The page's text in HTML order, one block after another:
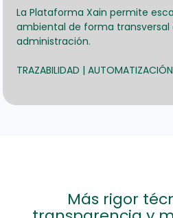
La Plataforma Xain permite
ambiental de forma transversal
administración.
TRAZABILIDAD |
Más rigor